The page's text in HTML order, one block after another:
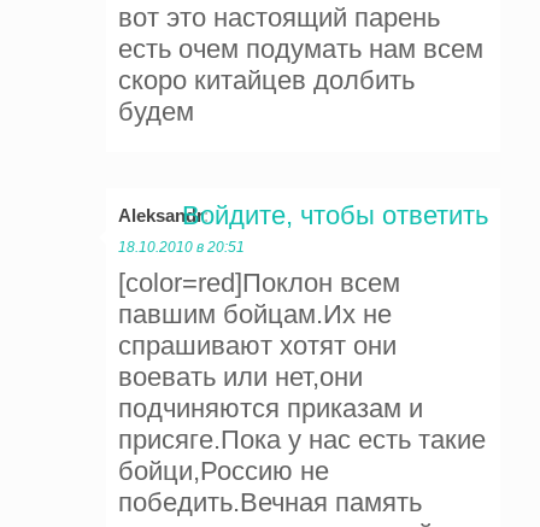
вот это настоящий парень
есть очем подумать нам всем
скоро китайцев долбить
будем
Aleksandr:
18.10.2010 в 20:51
[color=red]Поклон всем
павшим бойцам.Их не
спрашивают хотят они
воевать или нет,они
подчиняются приказам и
присяге.Пока у нас есть такие
бойци,Россию не
победить.Вечная память
Войдите, чтобы ответить